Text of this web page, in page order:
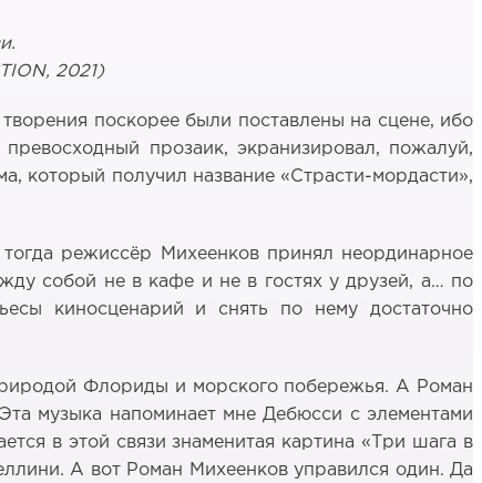
, 2021)
поскорее были поставлены на сцене, ибо
прозаик, экранизировал, пожалуй,
который получил название «Страсти-мордасти»,
режиссёр Михеенков принял неординарное
собой не в кафе и не в гостях у друзей, а… по
киносценарий и снять по нему достаточно
Флориды и морского побережья. А Роман
музыка напоминает мне Дебюсси с элементами
в этой связи знаменитая картина «Три шага в
А вот Роман Михеенков управился один. Да